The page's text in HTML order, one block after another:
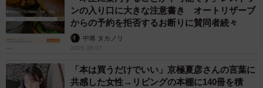
像を見ているんだなと思いました」（ポークジンジャーさ
ん）と自身が撮影した写真に大きな反響があったことへの
喜びを話しています。
カワセミ、でっかいの丸呑みして気持ちでかくなった🧐
ンの入り口に大きな注意書き オートリザーブ
からの予約を拒否するお断りに賛同者続々
中将 タカノリ
2026.08.07
「本は買うだけでいい」京極夏彦さんの言葉に
共感した女性→リビングの本棚に140冊を積